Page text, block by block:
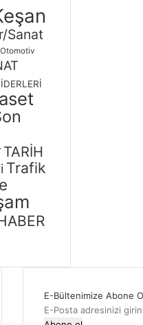
Sanat
Otomotiv
TARİH
Trafik
E-Bültenimize Abone
E-